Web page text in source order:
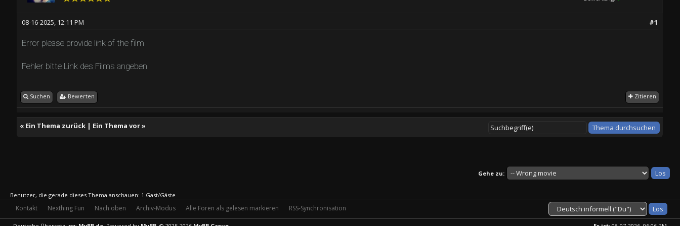
#1
08-16-2025, 12:11 PM
Error please provide link of the film
Fehler bitte Link des Films angeben
Suchen Bewerten Zitieren
« Ein Thema zurück | Ein Thema vor»
Gehe zu:
Benutzer, die gerade dieses Thema anschauen: 1 Gast/Gäste
Kontakt Nexthing Fun Nach oben Archiv-Modus Alle Foren als gelesen markieren RSS-Synchronisation